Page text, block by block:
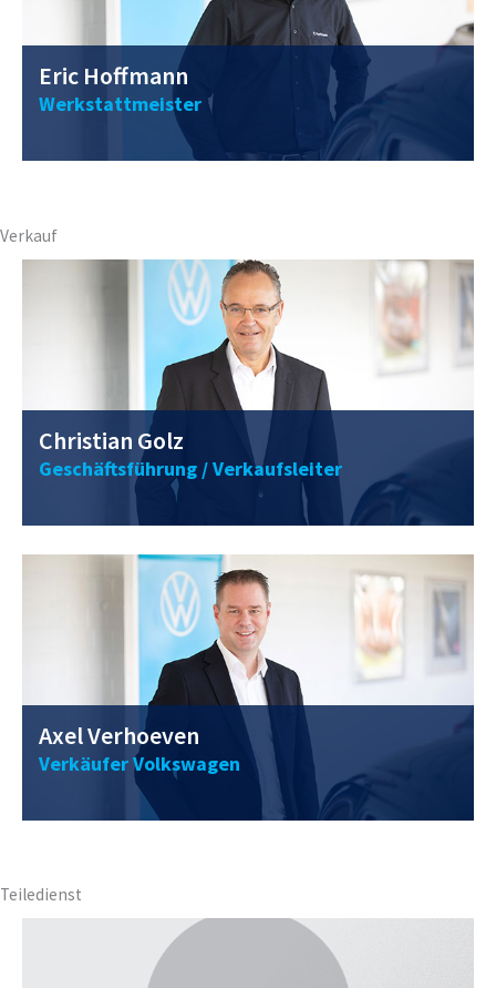
Eric Hoffmann
Werkstattmeister
Verkauf
Christian Golz
Geschäftsführung / Verkaufsleiter
0211 / 40 56 98 - 12
axel.verhoeven@vwclemens.com
Axel Verhoeven
Verkäufer Volkswagen
Teiledienst